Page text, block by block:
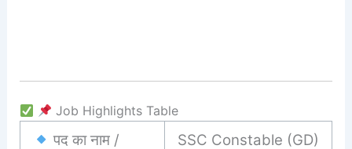
Job Highlights Table
पद का नाम /
SSC Constable (GD)